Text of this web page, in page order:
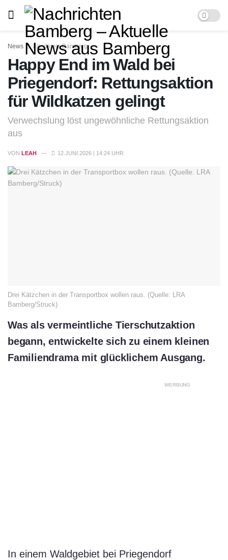
News Landkreis Bamberg
Happy End im Wald bei
Priegendorf: Rettungsaktion
für Wildkatzen gelingt
Verwechslung löst ungewöhnliche Rettungsaktion
aus
VON LEAH 12.JUNI.2026 | 14:24 UHR
Drei Kätzchen in der Transportbox wollen raus. (Quelle: LRA
Bamberg/Struck)
Was als vermeintliche Tierschutzaktion
begann, entwickelte sich zu einem kleinen
Familiendrama mit glücklichem Ausgang.
WERBUNG
In einem Waldgebiet bei Priegendorf